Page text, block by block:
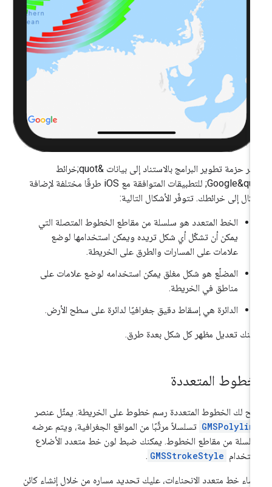
توفّر حزمة تطوير البرامج بالاستناد إلى بيانات &quot;خرائط
Google&quot; للتطبيقات المتوافقة مع iOS طرقًا مختلفة لإضافة
إلى خرائطك. تتوفّر الأشكال التالية:
الخط المتعدد هو سلسلة من مقاطع الخطوط المتصلة التي
يمكن أن تشكّل أي شكل تريده ويمكن استخدامها لوضع
علامات على المسارات والطرق على الخريطة.
المضلّع هو شكل مغلق يمكن استخدامه لوضع علامات على
مناطق في الخريطة.
الدائرة هي إسقاط دقيق جغرافيًا لدائرة على سطح الأرض.
تعديل مظهر كل شكل بعدة طرق.
المتعددة
لك الخطوط المتعددة رسم خطوط على الخريطة. يمثّل عنصر
تسلسلاً مرتَّبًا من المواقع الجغرافية، ويتم عرضه
من مقاطع الخطوط. يمكنك ضبط لون خط متعدد الأضلاع
GMSStrokeStyle
.
خط متعدد الانحناءات، عليك تحديد مساره من خلال إنشاء كائن